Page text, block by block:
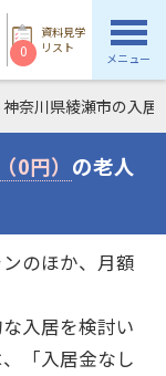
資料見学
リスト
0 メニュー
神奈川県綾瀬市の 入居
0円） の老人
のほか、月額
入居を検討い
「入居金なし